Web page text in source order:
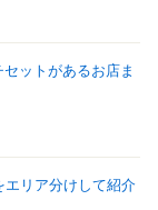
ットがあるお店ま
エリア分けして紹介